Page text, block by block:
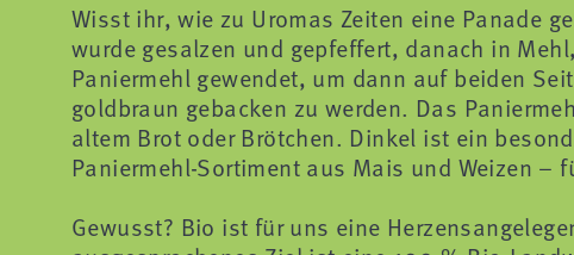
Wisst ihr, wie zu Uromas Zeiten eine Panade
wurde gesalzen und gepfeffert, danach in
Paniermehl gewendet, um dann auf beiden
goldbraun gebacken zu werden. Das
altem Brot oder Brötchen. Dinkel ist ein
Paniermehl-Sortiment aus Mais und Weizen –
Gewusst? Bio ist für uns eine